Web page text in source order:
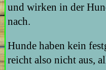
und wirken in der
nach.
Hunde haben kein
reicht also nicht aus,